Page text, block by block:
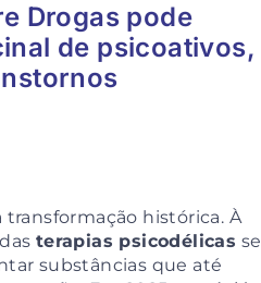
Drogas pode
de psicoativos,
histórica. À
terapias psicodélicas se
substâncias que até